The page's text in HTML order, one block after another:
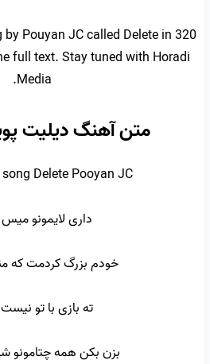
Pouyan JC called Delete in 320
full text. Stay tuned with Horadi
Media.
متن آهنگ دیلیت
Delete Pooyan JC
داری لایمونو
خودم بزرگ کردمت که
ته بازی با تو
بزن بکن همه چتامونو